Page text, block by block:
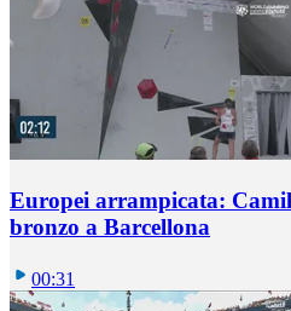
Europei arrampicata:
bronzo a Barcellona
00:31